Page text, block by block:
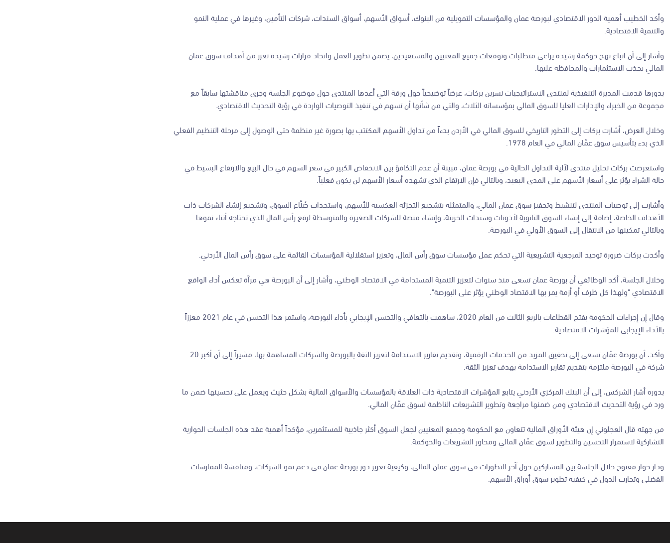
وأكد الخطيب أهمية الدور الاقتصادي لبورصة عمان والمؤسسات التمويلية من البنوك، أسواق الأسهم، أسواق السندات، شركات التأمين، وغيرها في عملية النمو
والتنمية الاقتصادية.
وأشار إلى أن اتباع نهج حوكمة رشيدة يراعي متطلبات وتوقعات جميع المعنيين والمستفيدين، يضمن تطوير العمل واتخاذ قرارات رشيدة تعزز من أهداف سوق عمان
المالي بجذب الاستثمارات والمحافظة عليها.
بدورها قدمت المديرة التنفيذية لمنتدى الاستراتيجيات نسرين بركات، عرضاً توضيحياً حول ورقة التي أعدها المنتدى حول موضوع الجلسة وجرى مناقشتها سابقاً مع
مجموعة من الخبراء والإدارات العليا للسوق المالي بمؤسساته الثلاث، والتي من شأنها أن تسهم في تنفيذ التوصيات الواردة في رؤية التحديث الاقتصادي.
وخلال العرض، أشارت بركات إلى التطور التاريخي للسوق المالي في الأردن بدءاً من تداول الأسهم المكتتب بها بصورة غير منظمة حتى الوصول إلى مرحلة التنظيم الفعلي
الذي بدء بتأسيس سوق عمّان المالي في العام 1978.
واستعرضت بركات تحليل منتدى لآلية التداول الحالية في بورصة عمان، مبينة أن عدم التكافؤ بين الانخفاض الكبير في سعر السهم في حال البيع والارتفاع البسيط في
حالة الشراء يؤثر على أسعار الأسهم على المدى البعيد، وبالتالي فإن الارتفاع الذي تشهده أسعار الأسهم لن يكون فعلياً.
وأشارت إلى توصيات المنتدى لتنشيط وتحفيز سوق عمان المالي، والمتمثلة بتشجيع التجزئة العكسية للأسهم، واستحداث صُنّاع السوق، وتشجيع إنشاء الشركات ذات
الأهداف الخاصة، إضافة إلى إنشاء السوق الثانوية لأذونات وسندات الخزينة، وإنشاء منصة للشركات الصغيرة والمتوسطة لرفع رأس المال الذي تحتاجه أثناء نموها
وبالتالي تمكينها من الانتقال إلى السوق الأولي في البورصة.
وأكدت بركات ضرورة توحيد المرجعية التشريعية التي تحكم عمل مؤسسات سوق رأس المال، وتعزيز استقلالية المؤسسات القائمة على سوق رأس المال الأردني.
وخلال الجلسة، أكد الوظائفي أن بورصة عمان تسعى منذ سنوات لتعزيز التنمية المستدامة في الاقتصاد الوطني، وأشار إلى أن البورصة هي مرآة تعكس أداء الواقع
الاقتصادي "ولهذا كل ظرف أو أزمة يمر بها الاقتصاد الوطني يؤثر على البورصة".
وقال إن إجراءات الحكومة بفتح القطاعات بالربع الثالث من العام 2020، ساهمت بالتعافي والتحسن الإيجابي بأداء البورصة، واستمر هذا التحسن في عام 2021 معززاً
بالأداء الإيجابي للمؤشرات الاقتصادية.
وأكد، أن بورصة عمّان تسعى إلى تحقيق المزيد من الخدمات الرقمية، وتقديم تقارير الاستدامة لتعزيز الثقة بالبورصة والشركات المساهمة بها، مشيراً إلى أن أكبر 20
شركة في البورصة ملتزمة بتقديم تقارير الاستدامة بهدف تعزيز الثقة.
بدوره أشار الشركس، إلى أن البنك المركزي الأردني يتابع المؤشرات الاقتصادية ذات العلاقة بالمؤسسات والأسواق المالية بشكل حثيث ويعمل على تحسينها ضمن ما
ورد في رؤية التحديث الاقتصادي ومن ضمنها مراجعة وتطوير التشريعات الناظمة لسوق عمّان المالي.
من جهته قال العجلوني إن هيئة الأوراق المالية تتعاون مع الحكومة وجميع المعنيين لجعل السوق أكثر جاذبية للمستثمرين، مؤكداً أهمية عقد هذه الجلسات الحوارية
التشاركية لاستمرار التحسين والتطوير لسوق عمّان المالي ومحاور التشريعات والحوكمة.
ودار حوار مفتوح خلال الجلسة بين المشاركين حول آخر التطورات في سوق عمان المالي، وكيفية تعزيز دور بورصة عمان في دعم نمو الشركات، ومناقشة الممارسات
الفضلى وتجارب الدول في كيفية تطوير سوق أوراق الأسهم.